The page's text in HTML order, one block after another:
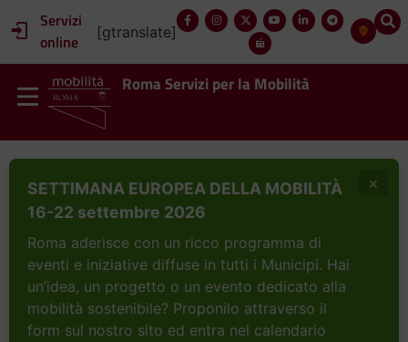
Servizi
online
[gtranslate]
Roma Servizi per la Mobilità
SETTIMANA EUROPEA DELLA MOBILITÀ
16-22 settembre 2026
Roma aderisce con un ricco programma di
eventi e iniziative diffuse in tutti i Municipi. Hai
un’idea, un progetto o un evento dedicato alla
mobilità sostenibile? Proponilo attraverso il
form sul nostro sito ed entra nel calendario
×